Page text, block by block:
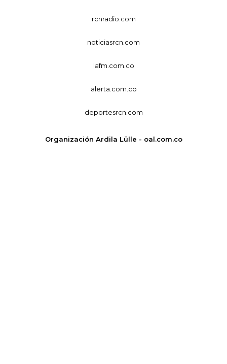
rcnradio.com
noticiasrcn.com
lafm.com.co
alerta.com.co
deportesrcn.com
Organización Ardila Lülle - oal.com.co